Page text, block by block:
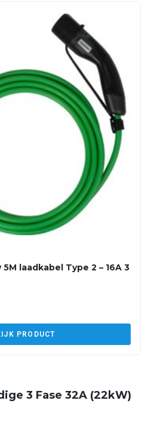
laadkabel Type 2 – 16A 3
PRODUCT
3 Fase 32A (22kW)